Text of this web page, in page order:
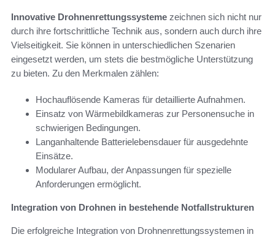
Innovative Drohnenrettungssysteme zeichnen sich nicht nur
durch ihre fortschrittliche Technik aus, sondern auch durch ihre
Vielseitigkeit. Sie können in unterschiedlichen Szenarien
eingesetzt werden, um stets die bestmögliche Unterstützung
zu bieten. Zu den Merkmalen zählen:
Hochauflösende Kameras für detaillierte Aufnahmen.
Einsatz von Wärmebildkameras zur Personensuche in
schwierigen Bedingungen.
Langanhaltende Batterielebensdauer für ausgedehnte
Einsätze.
Modularer Aufbau, der Anpassungen für spezielle
Anforderungen ermöglicht.
Integration von Drohnen in bestehende Notfallstrukturen
Die erfolgreiche Integration von Drohnenrettungssystemen in